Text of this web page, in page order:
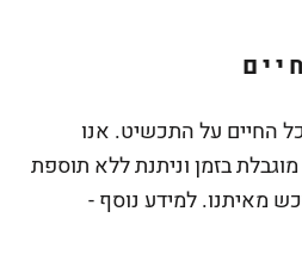
החיים על התכשיט. אנו
בזמן וניתנת ללא תוספת
מאיתנו. למידע נוסף -